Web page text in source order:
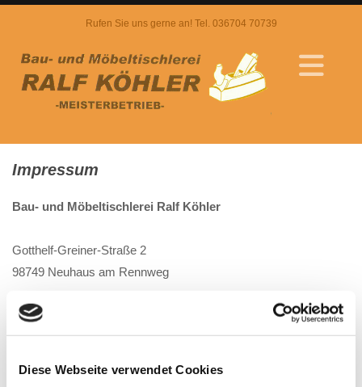
Diese Webseite verwendet Cookies
Rufen Sie uns gerne an! Tel. 036704 70739
Impressum
Bau- und Möbeltischlerei Ralf Köhler
Gotthelf-Greiner-Straße 2
98749 Neuhaus am Rennweg
Telefon:
Telefax: 036704 709058